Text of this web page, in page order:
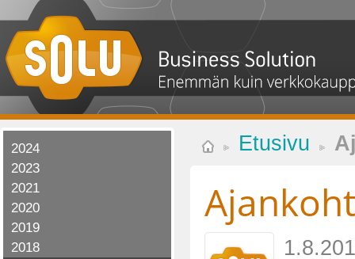
2024
2023
2021
2020
2019
2018
Etusivu